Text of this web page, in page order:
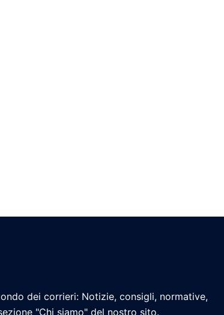
dei corrieri: Notizie, consigli, normative,
"Chi siamo" del nostro sito.